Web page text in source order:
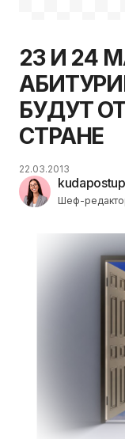
23 И 24
БУДУТ
СТРАНЕ
Шеф-
22.03.2013